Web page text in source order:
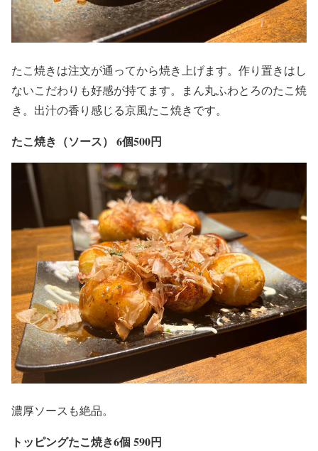
たこ焼きは注文が通ってから焼き上げます。作り置きはし
ないこだわりも好感が持てます。まん丸ふわとろのたこ焼
き。出汁の香り感じる京風たこ焼きです。
たこ焼き（ソース） 6個500円
濃厚ソースも絶品。
トッピングたこ焼き6個 590円